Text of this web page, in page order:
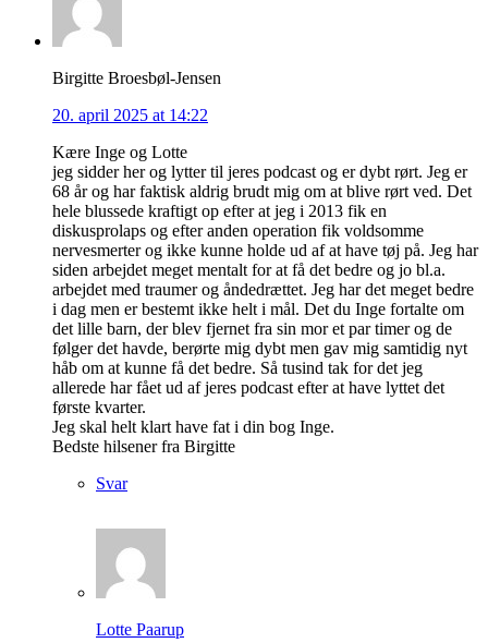
Birgitte Broesbøl-Jensen
20. april 2025 at 14:22
Kære Inge og Lotte
jeg sidder her og lytter til jeres podcast og er dybt rørt. Jeg er
68 år og har faktisk aldrig brudt mig om at blive rørt ved. Det
hele blussede kraftigt op efter at jeg i 2013 fik en
diskusprolaps og efter anden operation fik voldsomme
nervesmerter og ikke kunne holde ud af at have tøj på. Jeg har
siden arbejdet meget mentalt for at få det bedre og jo bl.a.
arbejdet med traumer og åndedrættet. Jeg har det meget bedre
i dag men er bestemt ikke helt i mål. Det du Inge fortalte om
det lille barn, der blev fjernet fra sin mor et par timer og de
følger det havde, berørte mig dybt men gav mig samtidig nyt
håb om at kunne få det bedre. Så tusind tak for det jeg
allerede har fået ud af jeres podcast efter at have lyttet det
første kvarter.
Jeg skal helt klart have fat i din bog Inge.
Bedste hilsener fra Birgitte
Svar
Lotte Paarup